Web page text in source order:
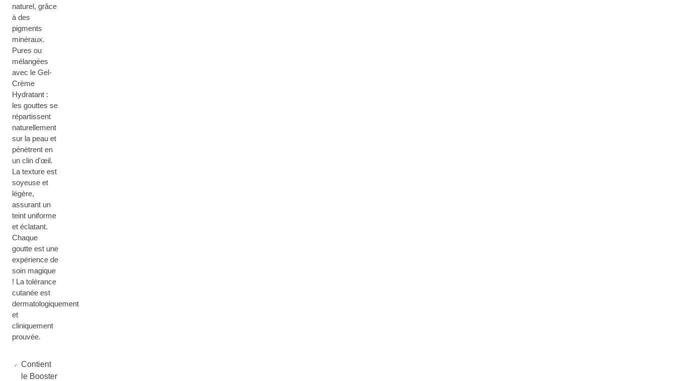
naturel, grâce
à des
pigments
minéraux.
Pures ou
mélangées
avec le Gel-
Crème
Hydratant :
les gouttes se
répartissent
naturellement
sur la peau et
pénètrent en
un clin d'œil.
La texture est
soyeuse et
légère,
assurant un
teint uniforme
et éclatant.
Chaque
goutte est une
expérience de
soin magique
! La tolérance
cutanée est
dermatologiquement
et
cliniquement
prouvée.
Contient
le Booster